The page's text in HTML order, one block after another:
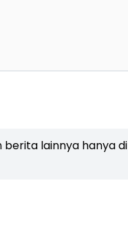
berita lainnya hanya di